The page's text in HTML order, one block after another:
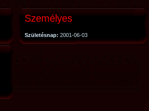
Személyes
Születésnap: 2001-06-03